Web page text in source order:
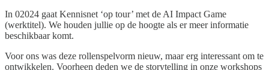
In 02024 gaat Kennisnet ‘op tour’ met de AI Impact Game
(werktitel). We houden jullie op de hoogte als er meer informatie
beschikbaar komt.
Voor ons was deze rollenspelvorm nieuw, maar erg interessant om te
ontwikkelen. Voorheen deden we de storytelling in onze workshops